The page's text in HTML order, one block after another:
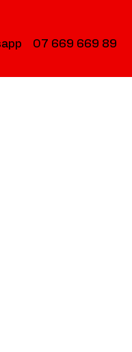
07 669 669 89